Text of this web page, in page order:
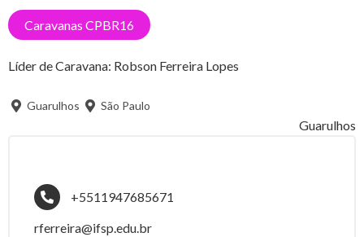
Caravanas CPBR16
Líder de Caravana: Robson Ferreira Lopes
Guarulhos São Paulo
Guarulhos
+5511947685671
rferreira@ifsp.edu.br